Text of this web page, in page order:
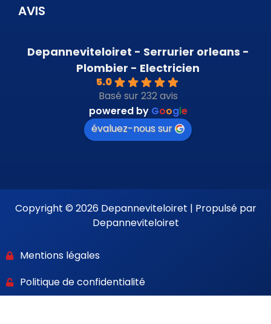
AVIS
Depanneviteloiret - Serrurier orleans -
Plombier - Electricien
5.0
Basé sur 232 avis
powered by Google
évaluez-nous sur
Copyright © 2026 Depanneviteloiret | Propulsé par
Depanneviteloiret
Mentions légales
Politique de confidentialité